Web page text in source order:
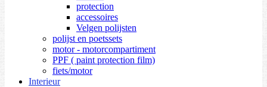
protection
accessoires
Velgen polijsten
polijst en poetssets
motor - motorcompartiment
PPF ( paint protection film)
fiets/motor
Interieur